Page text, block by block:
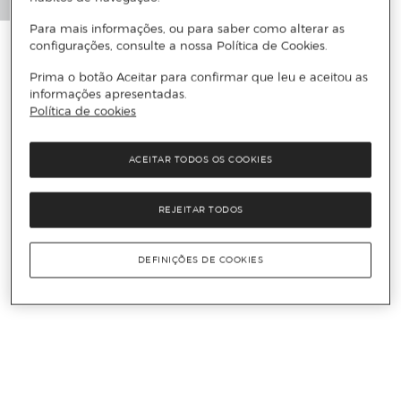
Para mais informações, ou para saber como alterar as
configurações, consulte a nossa Política de Cookies.
Prima o botão Aceitar para confirmar que leu e aceitou as
informações apresentadas.
Política de cookies
REJEITAR TODOS
ACEITAR TODOS OS COOKIES
DEFINIÇÕES DE COOKIES